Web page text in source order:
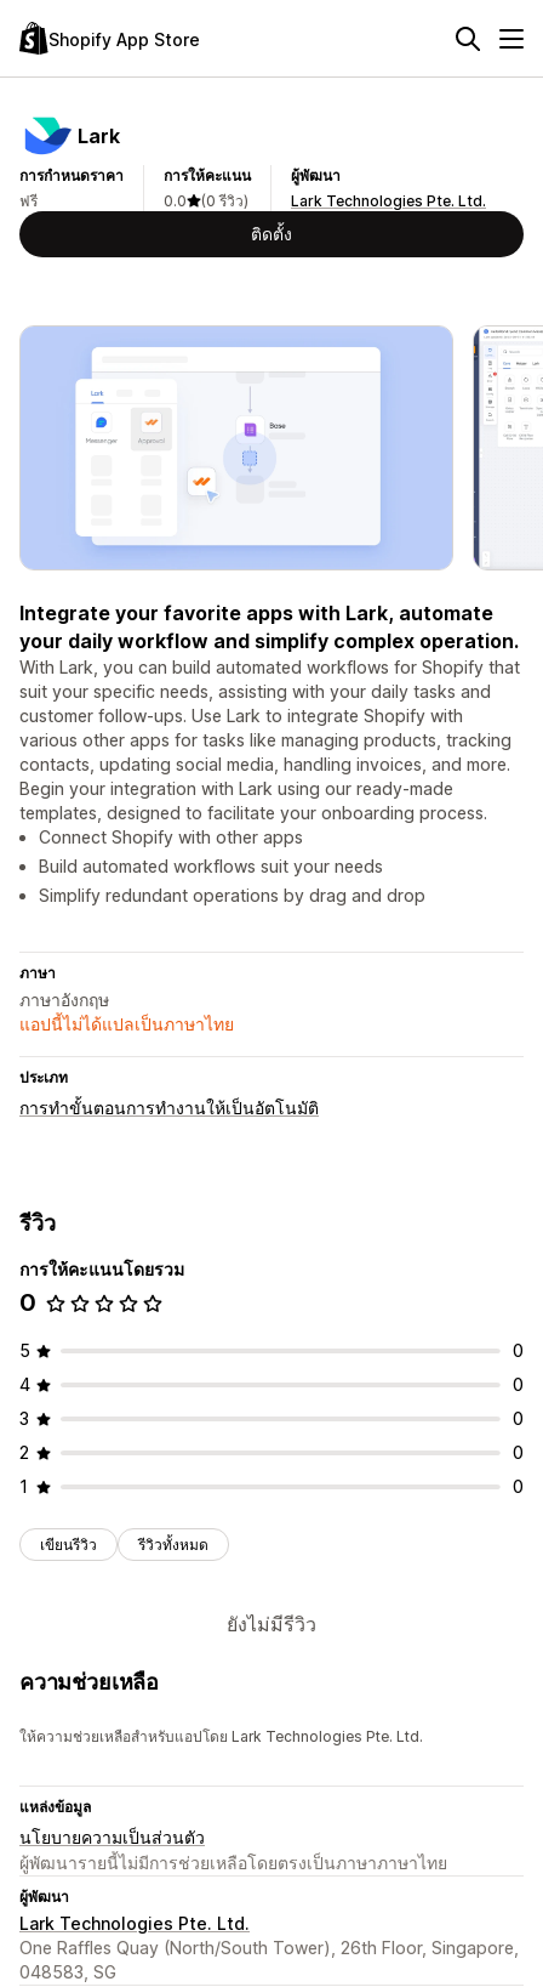
Shopify App Store
Lark
การกำหนดราคา
ฟรี
การให้คะแนน
0.0
(0 รีวิว)
ผู้พัฒนา
Lark Technologies Pte. Ltd.
ติดตั้ง
Integrate your favorite apps with Lark, automate
your daily workflow and simplify complex operation.
With Lark, you can build automated workflows for Shopify that
suit your specific needs, assisting with your daily tasks and
customer follow-ups. Use Lark to integrate Shopify with
various other apps for tasks like managing products, tracking
contacts, updating social media, handling invoices, and more.
Begin your integration with Lark using our ready-made
templates, designed to facilitate your onboarding process.
Connect Shopify with other apps
Build automated workflows suit your needs
Simplify redundant operations by drag and drop
ภาษา
ภาษาอังกฤษ
แอปนี้ไม่ได้แปลเป็นภาษาไทย
ประเภท
การทำขั้นตอนการทำงานให้เป็นอัตโนมัติ
รีวิว
การให้คะแนนโดยรวม
0
5
0
4
0
3
0
2
0
1
0
เขียนรีวิว รีวิวทั้งหมด
ยังไม่มีรีวิว
ความช่วยเหลือ
ให้ความช่วยเหลือสำหรับแอปโดย Lark Technologies Pte. Ltd.
แหล่งข้อมูล
นโยบายความเป็นส่วนตัว
ผู้พัฒนารายนี้ไม่มีการช่วยเหลือโดยตรงเป็นภาษาภาษาไทย
ผู้พัฒนา
Lark Technologies Pte. Ltd.
One Raffles Quay (North/South Tower), 26th Floor, Singapore,
048583, SG